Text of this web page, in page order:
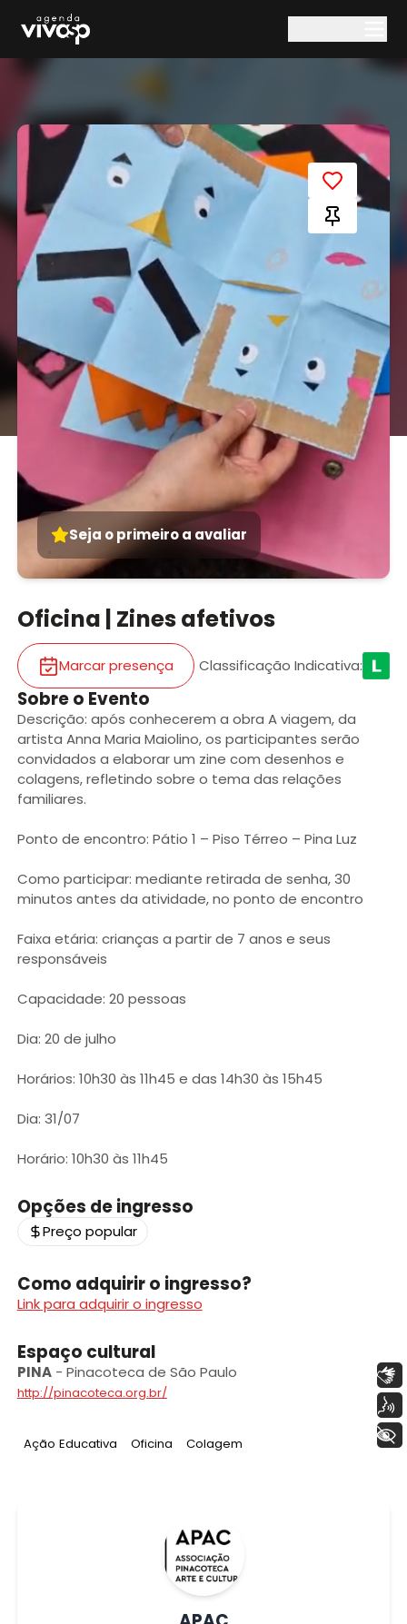
Seja o primeiro a avaliar
Oficina | Zines afetivos
Marcar presença Classificação Indicativa:
Sobre o Evento
Descrição: após conhecerem a obra A viagem, da
artista Anna Maria Maiolino, os participantes serão
convidados a elaborar um zine com desenhos e
colagens, refletindo sobre o tema das relações
familiares.
Ponto de encontro: Pátio 1 – Piso Térreo – Pina Luz
Como participar: mediante retirada de senha, 30
minutos antes da atividade, no ponto de encontro
Faixa etária: crianças a partir de 7 anos e seus
responsáveis
Capacidade: 20 pessoas
Dia: 20 de julho
Horários: 10h30 às 11h45 e das 14h30 às 15h45
Dia: 31/07
Horário: 10h30 às 11h45
Opções de ingresso
Preço popular
Como adquirir o ingresso?
Link para adquirir o ingresso
Espaço cultural
PINA- Pinacoteca de São Paulo
http://pinacoteca.org.br/
Tag:
Ação Educativa Tag:
Oficina Tag:
Colagem